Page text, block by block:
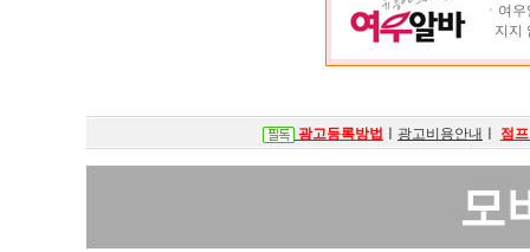
ㆍ여
지지
광고등록방법 광고비용안내 점
모